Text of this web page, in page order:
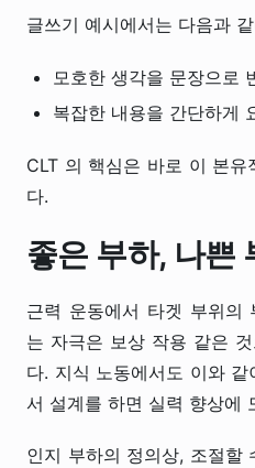
글쓰기 예시에서는 다음과
모호한 생각을 문장으로
복잡한 내용을 간단하게
CLT 의 핵심은 바로 이 본
다.
좋은 부하, 나쁜
근력 운동에서 타겟 부위의
는 자극은 보상 작용 같은
다. 지식 노동에서도 이와
서 설계를 하면 실력 향상에
인지 부하의 정의상, 조절할